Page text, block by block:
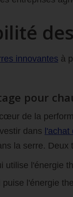
innovantes à
pour
de la
dans
la serre.
utilise l'énergie
l'énergie